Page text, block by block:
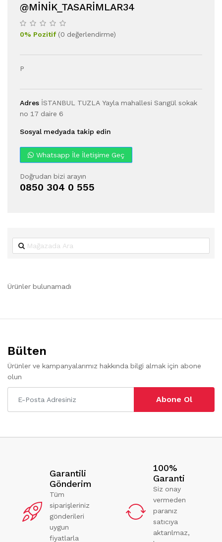
@MINIK_TASARIMLAR34
0% Pozitif(0 değerlendirme)
P
Adres İSTANBUL TUZLA Yayla mahallesi Sarıgül sokak
no 17 daire 6
Sosyal medyada takip edin
Whatsapp İle İletişime Geç
Doğrudan bizi arayın
0850 304 0 555
Ürünler bulunamadı
Bülten
Ürünler ve kampanyalarımız hakkında bilgi almak için abone
olun
Abone Ol
Garantili
Gönderim
Tüm
siparişleriniz
gönderileri
uygun
fiyatlarla
100%
Garanti
Siz onay
vermeden
paranız
satıcıya
aktarılmaz,